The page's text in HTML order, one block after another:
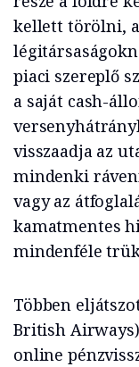
kellett törölni,
piaci szereplő
a saját cash-
visszaadja az
mindenki
vagy az
kamatmentes
mindenféle
Többen
British
online